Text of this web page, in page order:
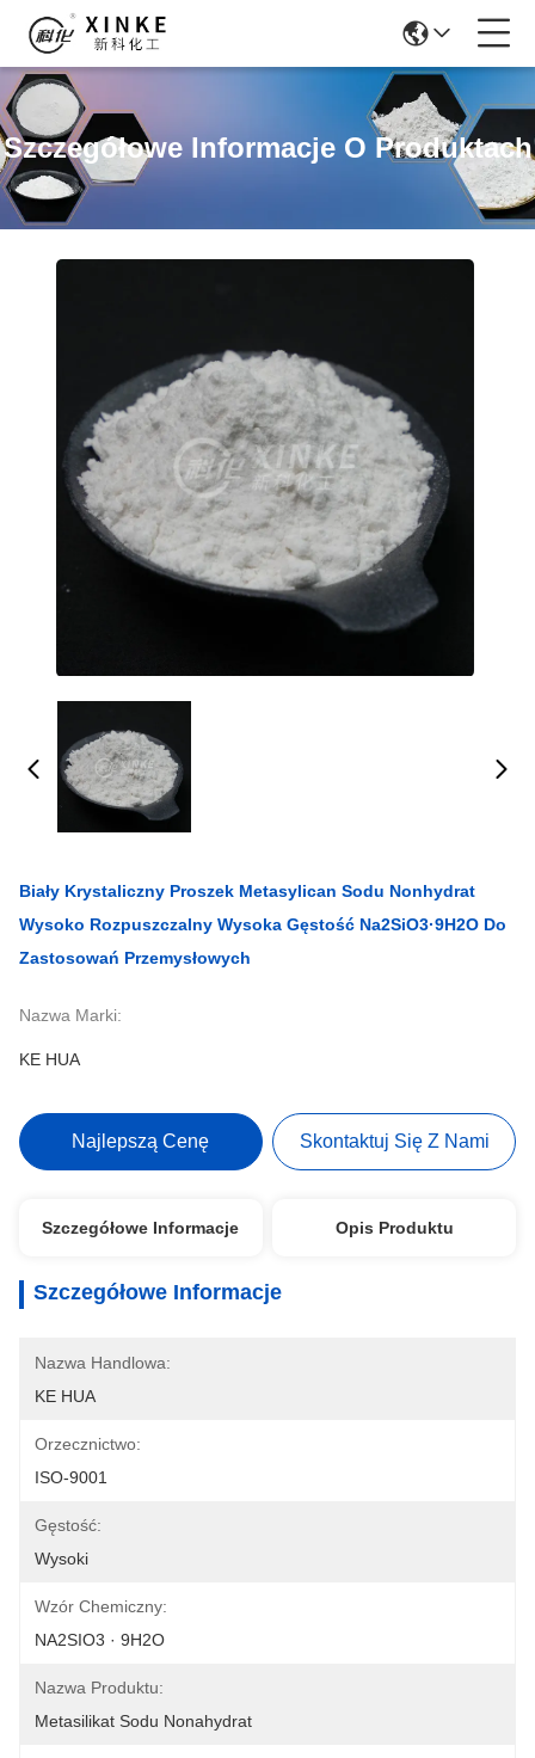
Szczegółowe Informacje O Produktach
Biały Krystaliczny Proszek Metasylican Sodu Nonhydrat
Wysoko Rozpuszczalny Wysoka Gęstość Na2SiO3·9H2O Do
Zastosowań Przemysłowych
Nazwa Marki:
KE HUA
Najlepszą Cenę Skontaktuj Się Z Nami
Szczegółowe Informacje Opis Produktu
Szczegółowe Informacje
Nazwa Handlowa:
KE HUA
Orzecznictwo:
ISO-9001
Gęstość:
Wysoki
Wzór Chemiczny:
NA2SIO3 · 9H2O
Nazwa Produktu:
Metasilikat Sodu Nonahydrat